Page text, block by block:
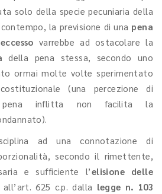
solo della specie pecuniaria della
la previsione di una pena
varrebbe ad ostacolare la
della pena stessa, secondo uno
ormai molte volte sperimentato
(una percezione di
pena inflitta non facilita la
ad una connotazione di
secondo il rimettente,
e sufficiente l’elisione delle
625 c.p. dalla legge n. 103